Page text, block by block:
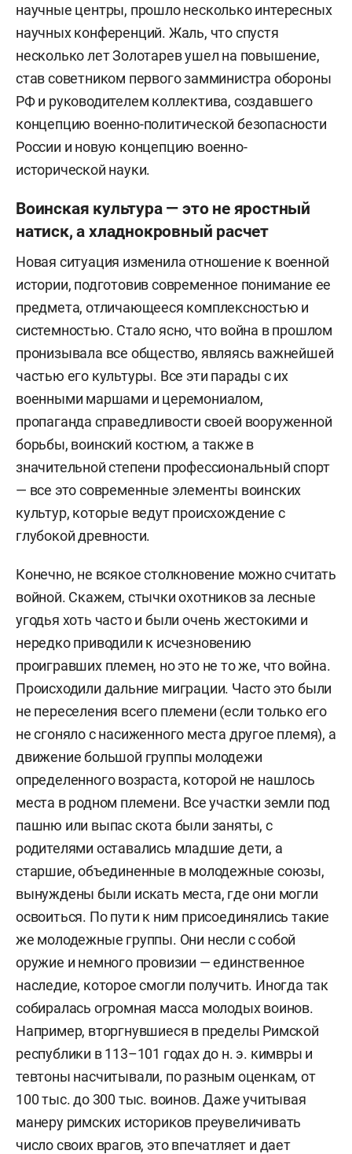
научные центры, прошло несколько интересных
научных конференций. Жаль, что спустя
несколько лет Золотарев ушел на повышение,
став советником первого замминистра обороны
РФ и руководителем коллектива, создавшего
концепцию военно-политической безопасности
России и новую концепцию военно-
исторической науки.
Воинская культура — это не яростный
натиск, а хладнокровный расчет
Новая ситуация изменила отношение к военной
истории, подготовив современное понимание ее
предмета, отличающееся комплексностью и
системностью. Стало ясно, что война в прошлом
пронизывала все общество, являясь важнейшей
частью его культуры. Все эти парады с их
военными маршами и церемониалом,
пропаганда справедливости своей вооруженной
борьбы, воинский костюм, а также в
значительной степени профессиональный спорт
— все это современные элементы воинских
культур, которые ведут происхождение с
глубокой древности.
Конечно, не всякое столкновение можно считать
войной. Скажем, стычки охотников за лесные
угодья хоть часто и были очень жестокими и
нередко приводили к исчезновению
проигравших племен, но это не то же, что война.
Происходили дальние миграции. Часто это были
не переселения всего племени (если только его
не сгоняло с насиженного места другое племя), а
движение большой группы молодежи
определенного возраста, которой не нашлось
места в родном племени. Все участки земли под
пашню или выпас скота были заняты, с
родителями оставались младшие дети, а
старшие, объединенные в молодежные союзы,
вынуждены были искать места, где они могли
освоиться. По пути к ним присоединялись такие
же молодежные группы. Они несли с собой
оружие и немного провизии — единственное
наследие, которое смогли получить. Иногда так
собиралась огромная масса молодых воинов.
Например, вторгнувшиеся в пределы Римской
республики в 113–101 годах до н. э. кимвры и
тевтоны насчитывали, по разным оценкам, от
100 тыс. до 300 тыс. воинов. Даже учитывая
манеру римских историков преувеличивать
число своих врагов, это впечатляет и дает